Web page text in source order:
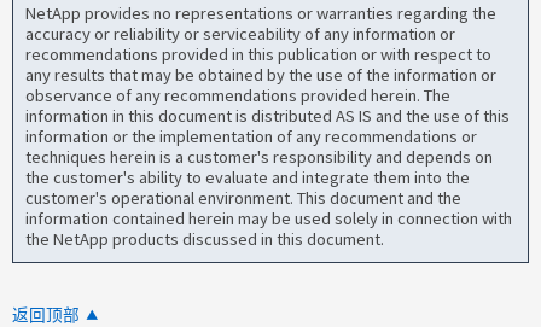
NetApp provides no representations or warranties regarding the
accuracy or reliability or serviceability of any information or
recommendations provided in this publication or with respect to
any results that may be obtained by the use of the information or
observance of any recommendations provided herein. The
information in this document is distributed AS IS and the use of this
information or the implementation of any recommendations or
techniques herein is a customer's responsibility and depends on
the customer's ability to evaluate and integrate them into the
customer's operational environment. This document and the
information contained herein may be used solely in connection with
the NetApp products discussed in this document.
返回顶部